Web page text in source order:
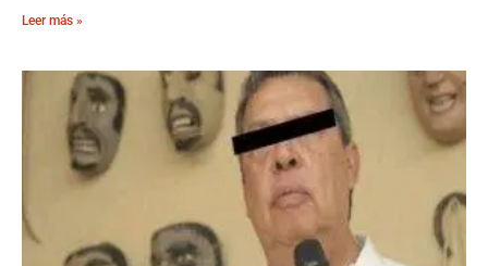
Leer más »